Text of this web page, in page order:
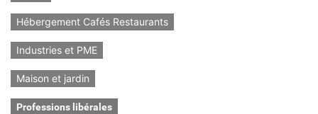
Hébergement Cafés Restaurants
Industries et PME
Maison et jardin
Professions libérales